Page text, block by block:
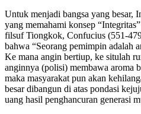
Untuk menjadi bangsa yang besar,
yang memahami konsep
filsuf Tiongkok, Confucius (551-
bahwa “Seorang pemimpin adalah
Ke mana angin bertiup, ke situlah
anginnya (polisi) membawa aroma
maka masyarakat pun akan
besar dibangun di atas pondasi
uang hasil penghancuran generasi